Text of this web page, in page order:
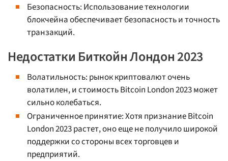
Безопасность: Использование технологии
блокчейна обеспечивает безопасность и точность
транзакций.
Недостатки Биткойн Лондон 2023
Волатильность: рынок криптовалют очень
волатилен, и стоимость Bitcoin London 2023 может
сильно колебаться.
Ограниченное принятие: Хотя признание Bitcoin
London 2023 растет, оно еще не получило широкой
поддержки со стороны всех торговцев и
предприятий.